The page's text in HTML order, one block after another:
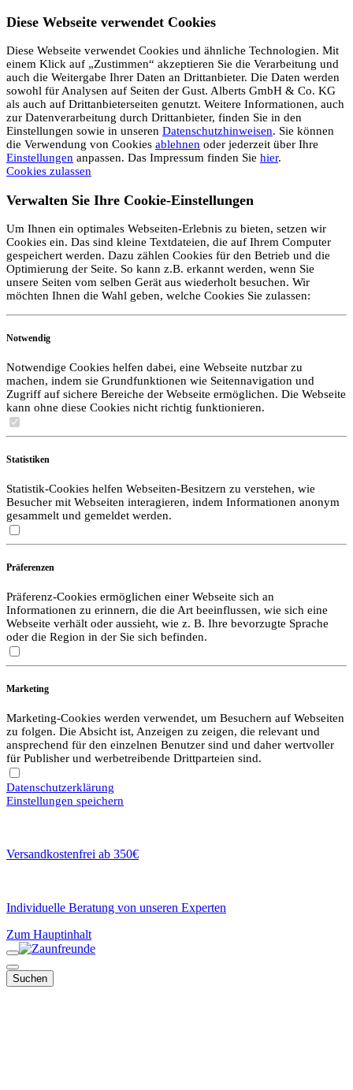
Diese Webseite verwendet Cookies
Diese Webseite verwendet Cookies und ähnliche Technologien. Mit
einem Klick auf „Zustimmen“ akzeptieren Sie die Verarbeitung und
auch die Weitergabe Ihrer Daten an Drittanbieter. Die Daten werden
sowohl für Analysen auf Seiten der Gust. Alberts GmbH & Co. KG
als auch auf Drittanbieterseiten genutzt. Weitere Informationen, auch
zur Datenverarbeitung durch Drittanbieter, finden Sie in den
Einstellungen sowie in unseren Datenschutzhinweisen. Sie können
die Verwendung von Cookies ablehnen oder jederzeit über Ihre
Einstellungen anpassen. Das Impressum finden Sie hier.
Cookies zulassen
Verwalten Sie Ihre Cookie-Einstellungen
Um Ihnen ein optimales Webseiten-Erlebnis zu bieten, setzen wir
Cookies ein. Das sind kleine Textdateien, die auf Ihrem Computer
gespeichert werden. Dazu zählen Cookies für den Betrieb und die
Optimierung der Seite. So kann z.B. erkannt werden, wenn Sie
unsere Seiten vom selben Gerät aus wiederholt besuchen. Wir
möchten Ihnen die Wahl geben, welche Cookies Sie zulassen:
Notwendig
Notwendige Cookies helfen dabei, eine Webseite nutzbar zu
machen, indem sie Grundfunktionen wie Seitennavigation und
Zugriff auf sichere Bereiche der Webseite ermöglichen. Die Webseite
kann ohne diese Cookies nicht richtig funktionieren.
Statistiken
Statistik-Cookies helfen Webseiten-Besitzern zu verstehen, wie
Besucher mit Webseiten interagieren, indem Informationen anonym
gesammelt und gemeldet werden.
Präferenzen
Präferenz-Cookies ermöglichen einer Webseite sich an
Informationen zu erinnern, die die Art beeinflussen, wie sich eine
Webseite verhält oder aussieht, wie z. B. Ihre bevorzugte Sprache
oder die Region in der Sie sich befinden.
Marketing
Marketing-Cookies werden verwendet, um Besuchern auf Webseiten
zu folgen. Die Absicht ist, Anzeigen zu zeigen, die relevant und
ansprechend für den einzelnen Benutzer sind und daher wertvoller
für Publisher und werbetreibende Drittparteien sind.
Datenschutzerklärung
Einstellungen speichern
Versandkostenfrei ab 350€
Individuelle Beratung von unseren Experten
Zum Hauptinhalt
Suchen